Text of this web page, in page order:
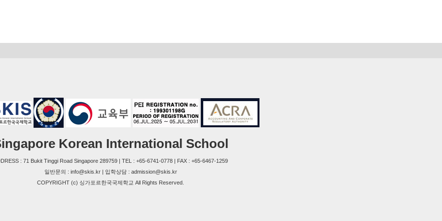
Korean International School
: 71 Bukit Tinggi Road Singapore 289759 | TEL : +65-6741-0778 | FAX : +65-6467-1259
일반문의 : info@skis.kr | 입학상담 : admission@skis.kr
COPYRIGHT (c) 싱가포르한국국제학교 All Rights Reserved.